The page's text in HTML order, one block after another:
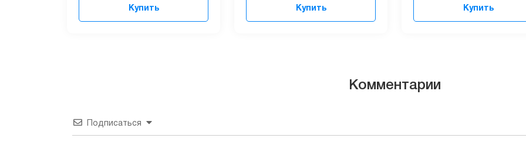
Купить Купить Купить
Комментарии
Подписаться